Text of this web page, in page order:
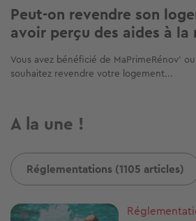
Peut-on revendre son
avoir perçu des aides à la
Vous avez bénéficié de MaPrimeRénov’
souhaitez revendre votre logement...
A la une !
Réglementations (1105 articles)
Image